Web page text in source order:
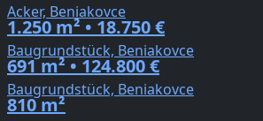
Acker, Beniakovce
1.250 m² • 18.750 €
Baugrundstück, Beniakovce
691 m² • 124.800 €
Baugrundstück, Beniakovce
810 m²